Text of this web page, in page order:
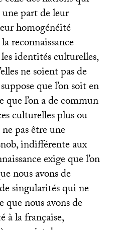
part de leur
homogénéité
reconnaissance
identités culturelles,
ne soient pas de
que l’on soit en
l’on a de commun
culturelles plus ou
pas être une
indifférente aux
exige que l’on
nous avons de
singularités qui ne
que nous avons de
à la française,